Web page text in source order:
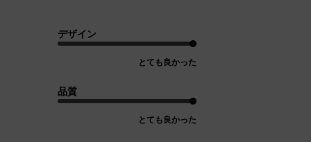
デザイン
とても良かった
品質
とても良かった